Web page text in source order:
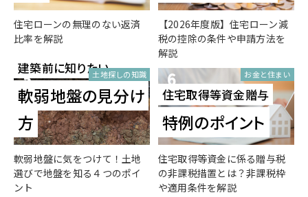
住宅ローンの無理のない返済
比率を解説
【2026年度版】住宅ローン減
税の控除の条件や申請方法を
解説
5
建築前に知りたい
軟弱地盤の見分け
方
土地探しの知識
軟弱地盤に気をつけて！土地
選びで地盤を知る４つのポイ
ント
6
住宅取得等資金贈与
特例のポイント
お金と住まい
住宅取得等資金に係る贈与税
の非課税措置とは？非課税枠
や適用条件を解説